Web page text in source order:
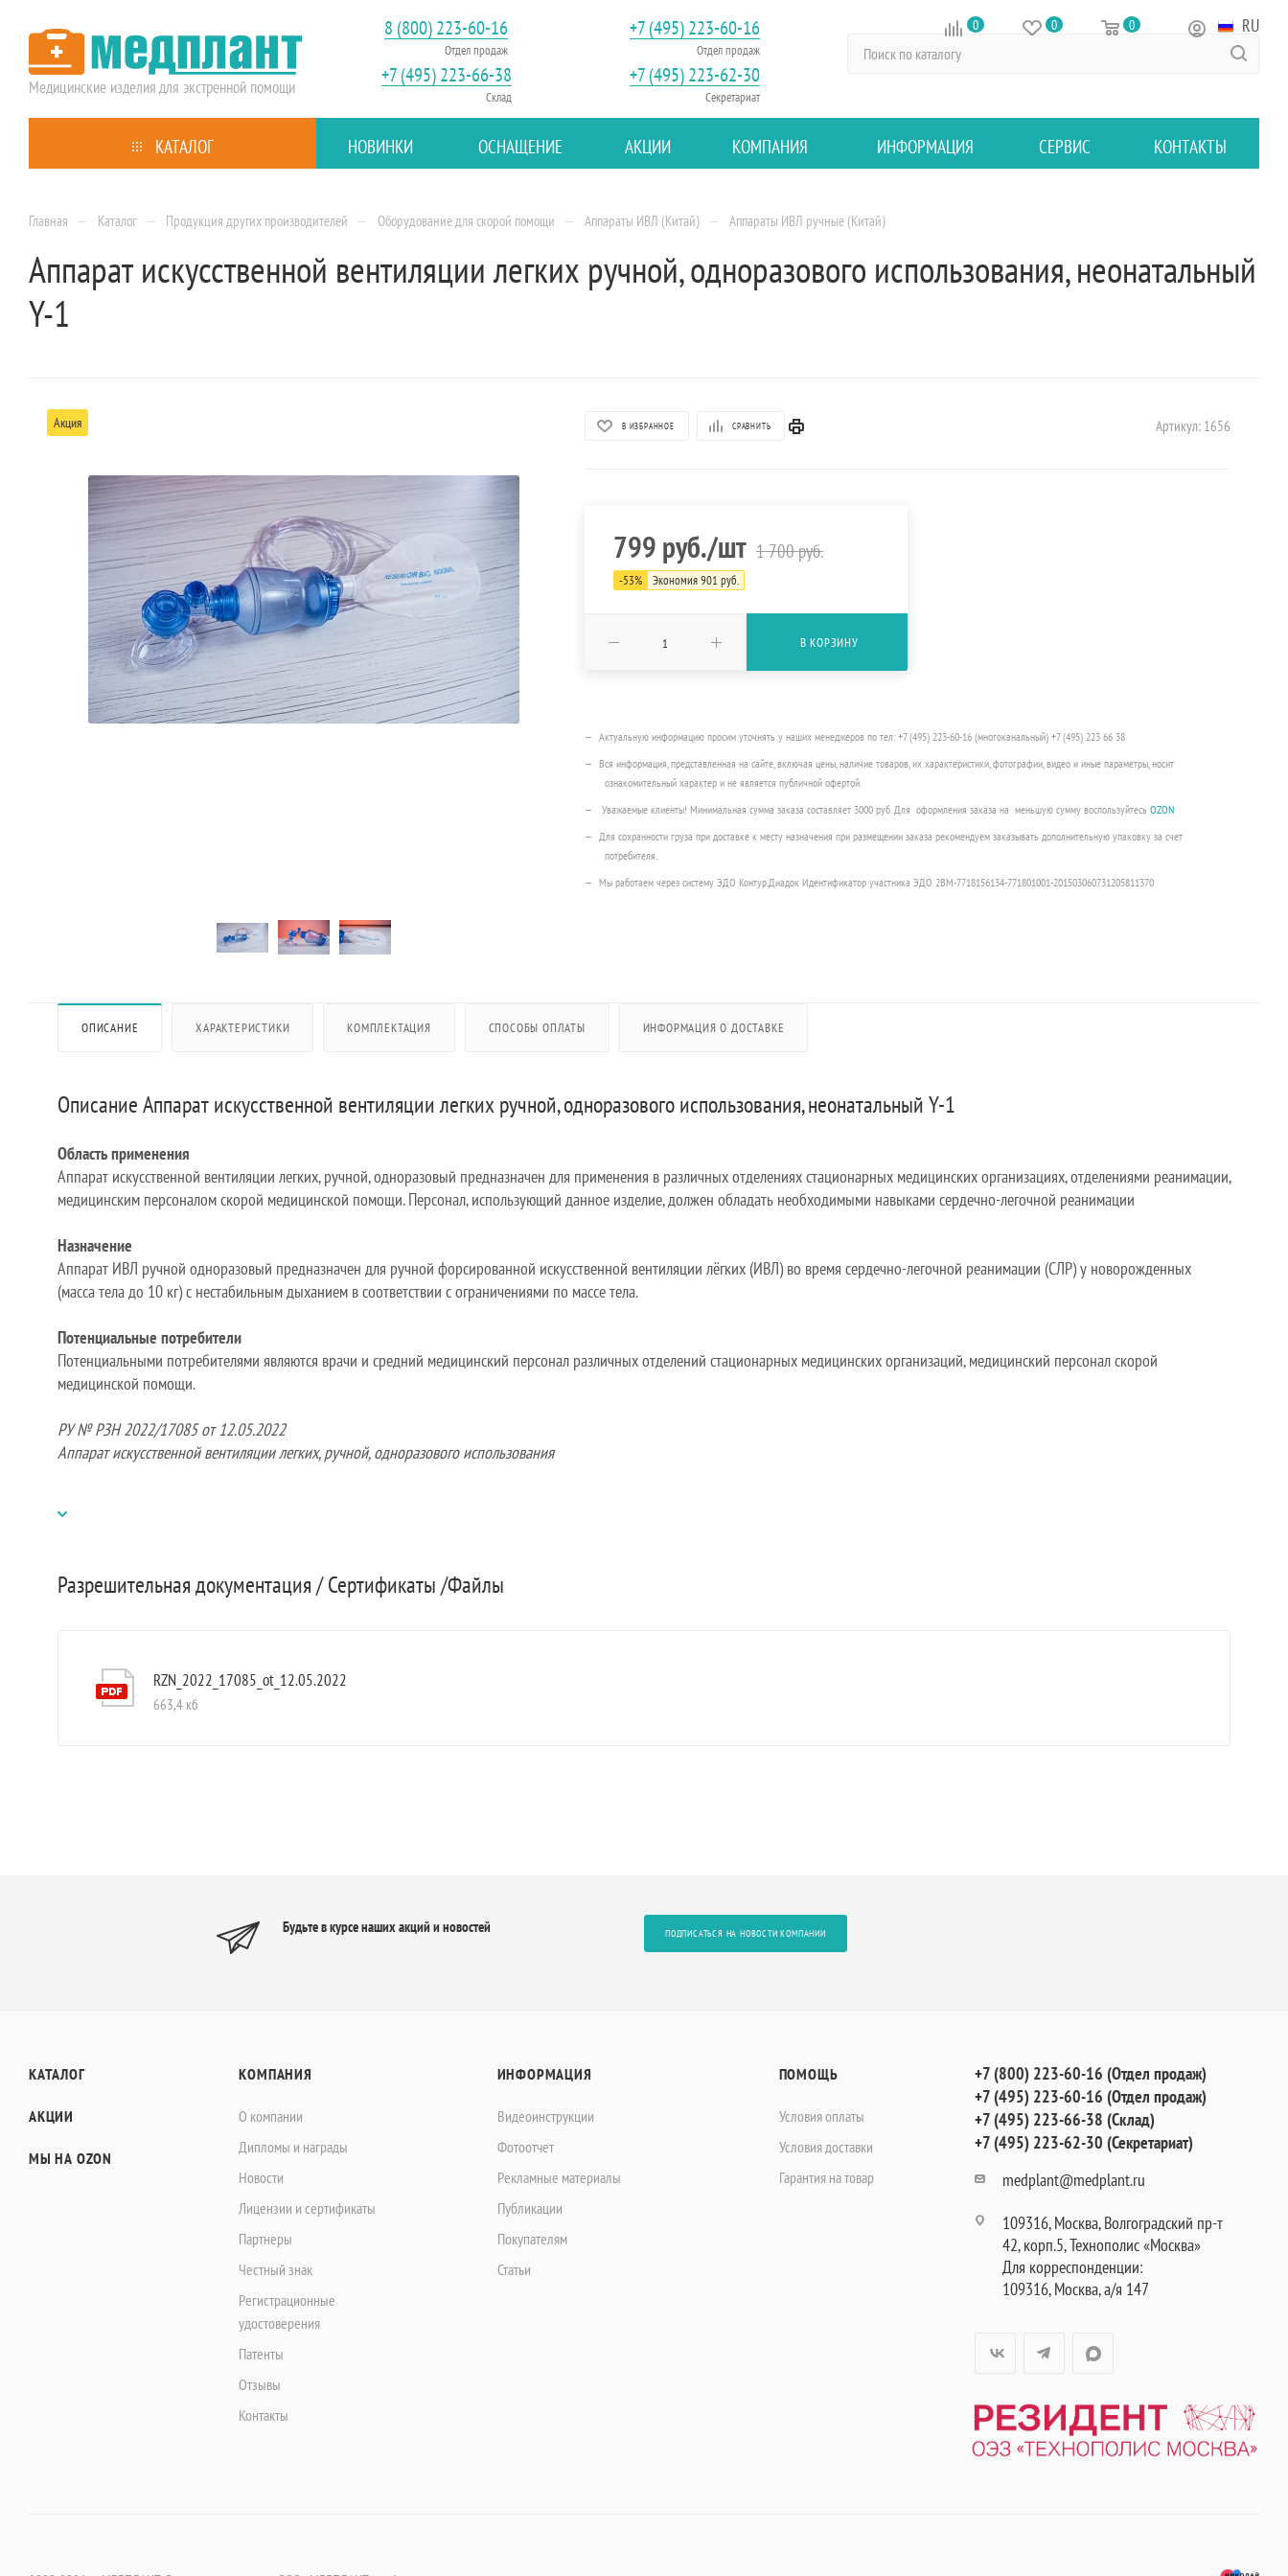
Медицинские изделиядля экстренной помощи
8 (800) 223-60-16
Отдел продаж
+7 (495) 223-60-16
Отдел продаж
+7 (495) 223-66-38
Склад
+7 (495) 223-62-30
Секретариат
0 0 0 RU
КАТАЛОГ НОВИНКИ ОСНАЩЕНИЕ АКЦИИ КОМПАНИЯ ИНФОРМАЦИЯ СЕРВИС КОНТАКТЫ
Главная — Каталог — Продукция других производителей — Оборудование для скорой помощи — Аппараты ИВЛ (Китай) — Аппараты ИВЛ ручные (Китай)
Аппарат искусственной вентиляции легких ручной, одноразового использования, неонатальный
Y-1
Акция В ИЗБРАННОЕ СРАВНИТЬ Артикул: 1656
799руб./шт 1 700руб.
-53% Экономия901 руб.
В КОРЗИНУ
Актуальную информацию просим уточнять у наших менеджеров по тел: +7 (495) 223-60-16 (многоканальный) +7 (495) 223 66 38
Вся информация, представленная на сайте, включая цены, наличие товаров, их характеристики, фотографии, видео и иные параметры, носит
ознакомительный характер и не является публичной офертой.
Уважаемые клиенты! Минимальная сумма заказа составляет 3000 руб. Для оформления заказа на меньшую сумму воспользуйтесьOZON
Для сохранности груза при доставке к месту назначения при размещении заказа рекомендуем заказывать дополнительную упаковку за счет
потребителя.
Мы работаем через систему ЭДО Контур.Диадок Идентификатор участника ЭДО 2BM-7718156134-771801001-201503060731205811370
ОПИСАНИЕ ХАРАКТЕРИСТИКИ КОМПЛЕКТАЦИЯ СПОСОБЫ ОПЛАТЫ ИНФОРМАЦИЯ О ДОСТАВКЕ
Описание Аппарат искусственной вентиляции легких ручной, одноразового использования, неонатальный Y-1
Область применения
Аппарат искусственной вентиляции легких, ручной, одноразовый предназначен для применения в различных отделениях стационарных медицинских организациях, отделениями реанимации,
медицинским персоналом скорой медицинской помощи. Персонал, использующий данное изделие, должен обладать необходимыми навыками сердечно-легочной реанимации
Назначение
Аппарат ИВЛ ручной одноразовый предназначен для ручной форсированной искусственной вентиляции лёгких (ИВЛ) во время сердечно-легочной реанимации (СЛР) у новорожденных
(масса тела до 10 кг) с нестабильным дыханием в соответствии с ограничениями по массе тела.
Потенциальные потребители
Потенциальными потребителями являются врачи и средний медицинский персонал различных отделений стационарных медицинских организаций, медицинский персонал скорой
медицинской помощи.
РУ № РЗН 2022/17085 от 12.05.2022
Аппарат искусственной вентиляции легких, ручной, одноразового использования
Разрешительная документация / Сертификаты /Файлы
RZN_2022_17085_ot_12.05.2022
663,4 кб
Будьте в курсе наших акций и новостей ПОДПИСАТЬСЯ НА НОВОСТИ КОМПАНИИ
КАТАЛОГ
АКЦИИ
МЫ НА OZON
КОМПАНИЯ
О компании
Дипломы и награды
Новости
Лицензии и сертификаты
Партнеры
Честный знак
Регистрационные
удостоверения
Патенты
Отзывы
Контакты
ИНФОРМАЦИЯ
Видеоинструкции
Фотоотчет
Рекламные материалы
Публикации
Покупателям
Статьи
ПОМОЩЬ
Условия оплаты
Условия доставки
Гарантия на товар
+7 (800) 223-60-16 (Отдел продаж)
+7 (495) 223-60-16 (Отдел продаж)
+7 (495) 223-66-38 (Склад)
+7 (495) 223-62-30 (Секретариат)
medplant@medplant.ru
109316, Москва, Волгоградский пр-т
42, корп.5, Технополис «Москва»
Для корреспонденции:
109316, Москва, а/я 147